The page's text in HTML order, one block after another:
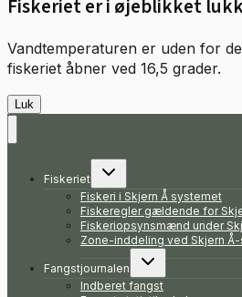
Fiskeriet er i øjeblikket
Vandtemperaturen er uden for
fiskeriet åbner ved 16,5 grader.
Luk
Fiskeriet
Skift
Fiskeri i Skjern Å systemet
Fiskeregler gældende for
Fiskeriopsynsmænd under
Zone-inddeling ved Skjern
Fangstjournalen
Skift
Indberet fangst